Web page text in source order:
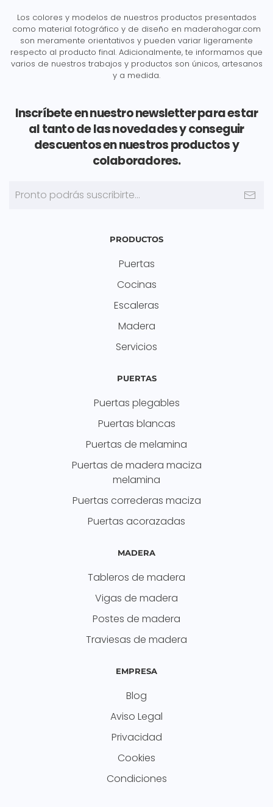
Los colores y modelos de nuestros productos presentados
como material fotográfico y de diseño en maderahogar.com
son meramente orientativos y pueden variar ligeramente
respecto al producto final. Adicionalmente, te informamos que
varios de nuestros trabajos y productos son únicos, artesanos
y a medida.
Inscríbete en nuestro newsletter para estar
al tanto de las novedades y conseguir
descuentos en nuestros productos y
colaboradores.
PRODUCTOS
Puertas
Cocinas
Escaleras
Madera
Servicios
PUERTAS
Puertas plegables
Puertas blancas
Puertas de melamina
Puertas de madera maciza
melamina
Puertas correderas maciza
Puertas acorazadas
MADERA
Tableros de madera
Vigas de madera
Postes de madera
Traviesas de madera
EMPRESA
Blog
Aviso Legal
Privacidad
Cookies
Condiciones